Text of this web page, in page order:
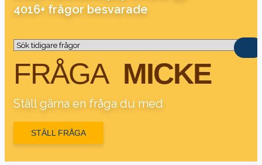
4016+ frågor besvarade
FRÅGA MICKE
Ställ gärna en fråga du med
STÄLL FRÅGA